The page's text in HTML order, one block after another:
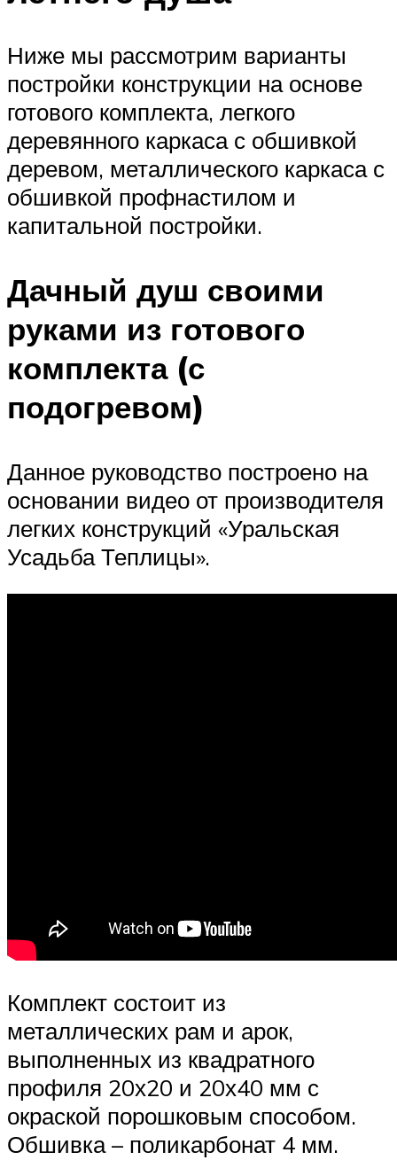
Ниже мы рассмотрим варианты
постройки конструкции на основе
готового комплекта, легкого
деревянного каркаса с обшивкой
деревом, металлического каркаса с
обшивкой профнастилом и
капитальной постройки.
Дачный душ своими
руками из готового
комплекта (с
подогревом)
Данное руководство построено на
основании видео от производителя
легких конструкций «Уральская
Усадьба Теплицы».
Комплект состоит из
металлических рам и арок,
выполненных из квадратного
профиля 20х20 и 20х40 мм с
окраской порошковым способом.
Обшивка – поликарбонат 4 мм.